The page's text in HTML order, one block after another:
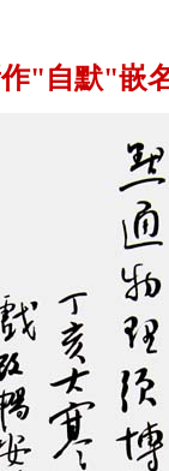
"自默"嵌